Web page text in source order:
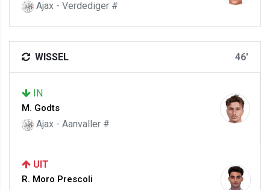
Ajax - Verdediger #
WISSEL 46'
IN
M. Godts
Ajax - Aanvaller #
UIT
R. Moro Prescoli